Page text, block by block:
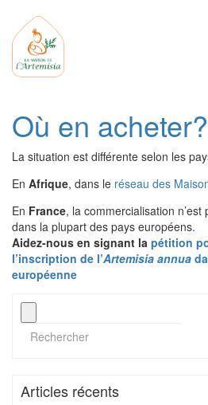
Où en acheter?
La situation est différente selon les
En Afrique, dans le réseau des
En France, la commercialisation
dans la plupart des pays européens.
Aidez-nous en signant la pétition
l’inscription de l’Artemisia annua
européenne
Articles récents